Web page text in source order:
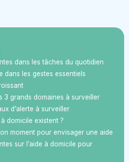
dans les tâches du quotidien
dans les gestes essentiels
3 grands domaines à surveiller
d’alerte à surveiller
domicile existent ?
moment pour envisager une aide
sur l’aide à domicile pour